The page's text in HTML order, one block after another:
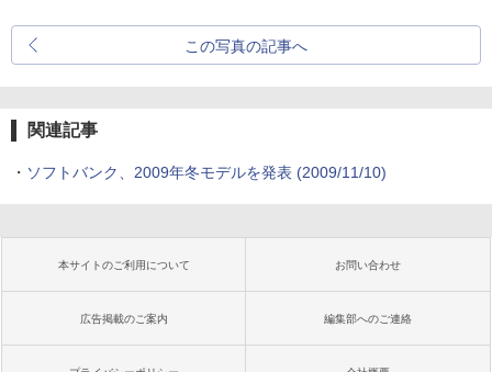
この写真の記事へ
関連記事
・ ソフトバンク、2009年冬モデルを発表 (2009/11/10)
本サイトのご利用について お問い合わせ
広告掲載のご案内 編集部へのご連絡